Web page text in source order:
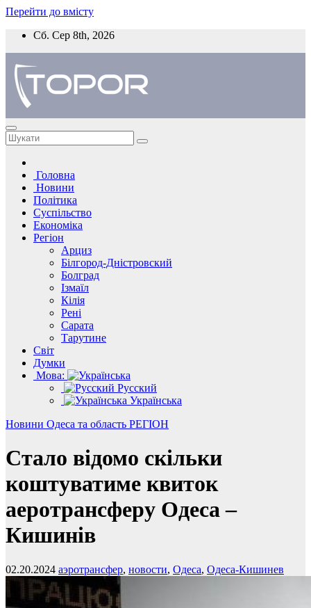
Перейти до вмісту
Сб. Сер 8th, 2026
Головна
Новини
Політика
Суспільство
Економіка
Регіон
Арциз
Білгород-Дністровский
Болград
Ізмаїл
Кілія
Рені
Сарата
Тарутине
Світ
Думки
Мова:
Русский
Українська
Новини Одеса та область РЕГІОН
Стало відомо скільки
коштуватиме квиток
аеротрансферу Одеса –
Кишинів
02.20.2024 аэротрансфер, новости, Одеса, Одеса-Кишинев